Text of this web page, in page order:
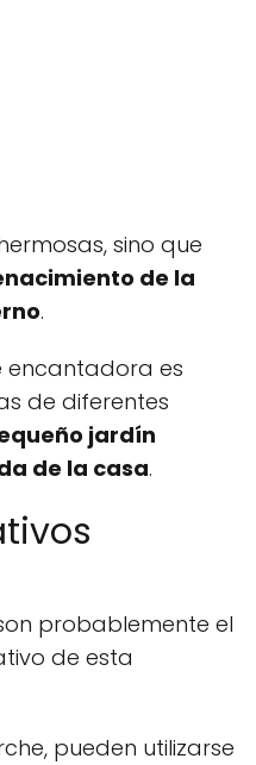
sino que
de la
.
encantadora es
de diferentes
jardín
de la casa.
probablemente el
de esta
pueden utilizarse